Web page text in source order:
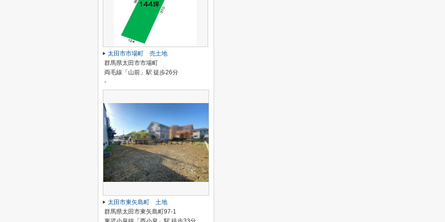
太田市市場町 売土地
群馬県太田市市場町
両毛線「山前」駅 徒歩26分
-
太田市東矢島町 土地
群馬県太田市東矢島町97-1